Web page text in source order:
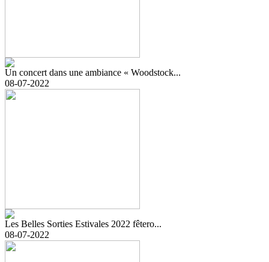
Un concert dans une ambiance « Woodstock...
08-07-2022
Les Belles Sorties Estivales 2022 fêtero...
08-07-2022